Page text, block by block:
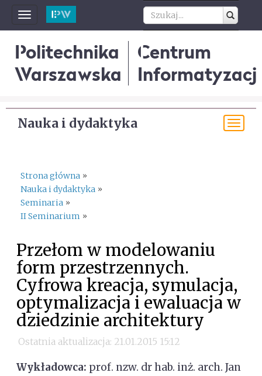
Toggle
navigation
Politechnika
Warszawska
Centrum
Informatyzacji
Nauka i dydaktyka
Strona główna »
Nauka i dydaktyka »
Seminaria »
II Seminarium »
Przełom w modelowaniu
form przestrzennych.
Cyfrowa kreacja, symulacja,
optymalizacja i ewaluacja w
dziedzinie architektury
Ostatnia aktualizacja: 21.01.2015 15:12
Wykładowca: prof. nzw. dr hab. inż. arch. Jan